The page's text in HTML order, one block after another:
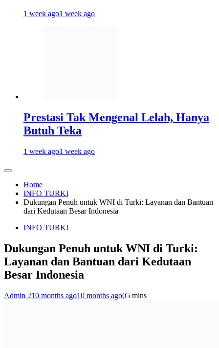
1 week ago1 week ago
Prestasi Tak Mengenal Lelah, Hanya
Butuh Teka
1 week ago1 week ago
Home
INFO TURKI
Dukungan Penuh untuk WNI di Turki: Layanan dan Bantuan
dari Kedutaan Besar Indonesia
INFO TURKI
Dukungan Penuh untuk WNI di Turki:
Layanan dan Bantuan dari Kedutaan
Besar Indonesia
Admin 210 months ago10 months ago05 mins